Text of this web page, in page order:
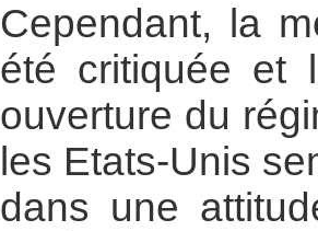
Cependant, la
été critiquée et
ouverture du
les Etats-Unis
dans une